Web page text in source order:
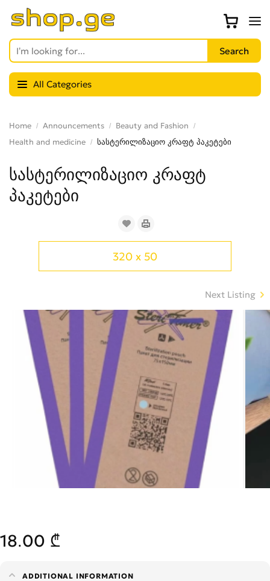
All Categories
Home Announcements
Beauty and Fashion
Health and medicine
სასტერილიზაციო კრაფტ პაკეტები
სასტერილიზაციო კრაფტ
პაკეტები
320 x 50
Next Listing
18.00 ₾
ADDITIONAL INFORMATION